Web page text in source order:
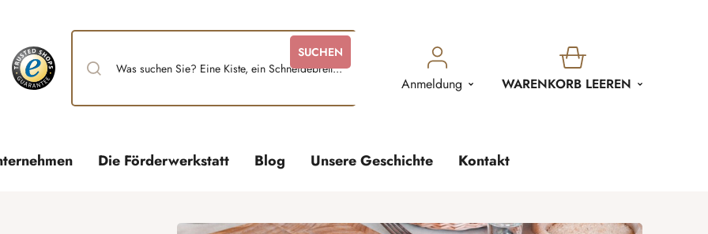
SUCHEN
Anmeldung
WARENKORB
WARENKORB LEEREN
Die Förderwerkstatt Blog Unsere Geschichte Kontakt